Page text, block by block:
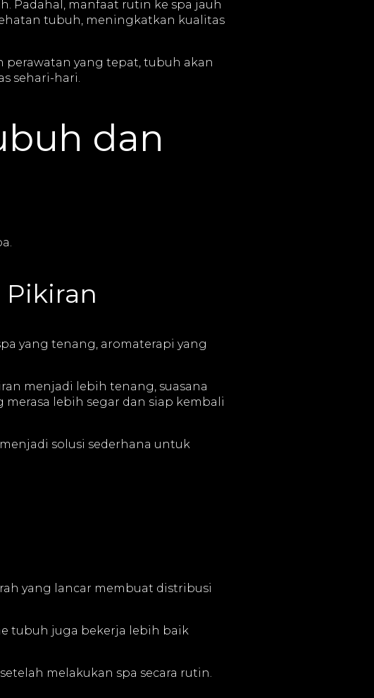
Padahal, manfaat rutin ke spa jauh
tubuh, meningkatkan kualitas
perawatan yang tepat, tubuh akan
sehari-hari.
dan
Pikiran
yang tenang, aromaterapi yang
menjadi lebih tenang, suasana
merasa lebih segar dan siap kembali
solusi sederhana untuk
yang lancar membuat distribusi
tubuh juga bekerja lebih baik
melakukan spa secara rutin.